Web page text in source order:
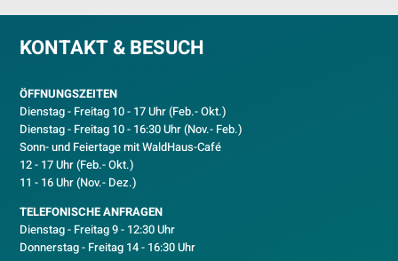
KONTAKT & BESUCH
ÖFFNUNGSZEITEN
Dienstag - Freitag 10 - 17 Uhr (Feb.- Okt.)
Dienstag - Freitag 10 - 16:30 Uhr (Nov.- Feb.)
Sonn- und Feiertage mit WaldHaus-Café
12 - 17 Uhr (Feb.- Okt.)
11 - 16 Uhr (Nov.- Dez.)
TELEFONISCHE ANFRAGEN
Dienstag - Freitag 9 - 12:30 Uhr
Donnerstag - Freitag 14 - 16:30 Uhr